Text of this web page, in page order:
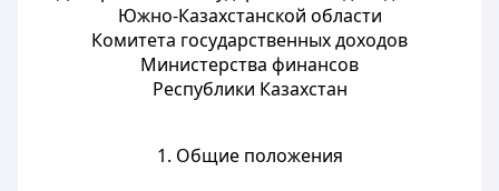
Южно-Казахстанской области
Комитета государственных доходов
Министерства финансов
Республики Казахстан
1. Общие положения